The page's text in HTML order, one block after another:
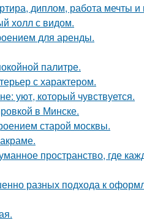
диплом, работа мечты
холл с видом.
для аренды.
палитре.
с характером.
уют, который чувствуется.
в Минске.
старой москвы.
пространство, где
разных подхода к